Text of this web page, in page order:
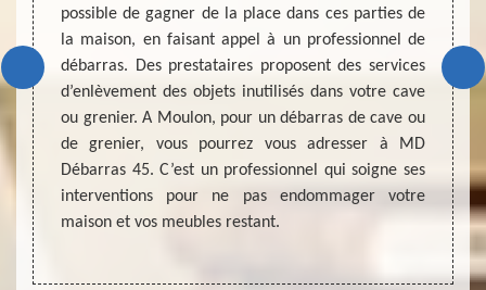
être
de
mise
vous
et la
bon
possible de gagner de la place dans ces parties de
la maison, en faisant appel à un professionnel de
débarras. Des prestataires proposent des services
d’enlèvement des objets inutilisés dans votre cave
ou grenier. A Moulon, pour un débarras de cave ou
de grenier, vous pourrez vous adresser à MD
Débarras 45. C’est un professionnel qui soigne ses
interventions pour ne pas endommager votre
maison et vos meubles restant.
sans
nous
cave